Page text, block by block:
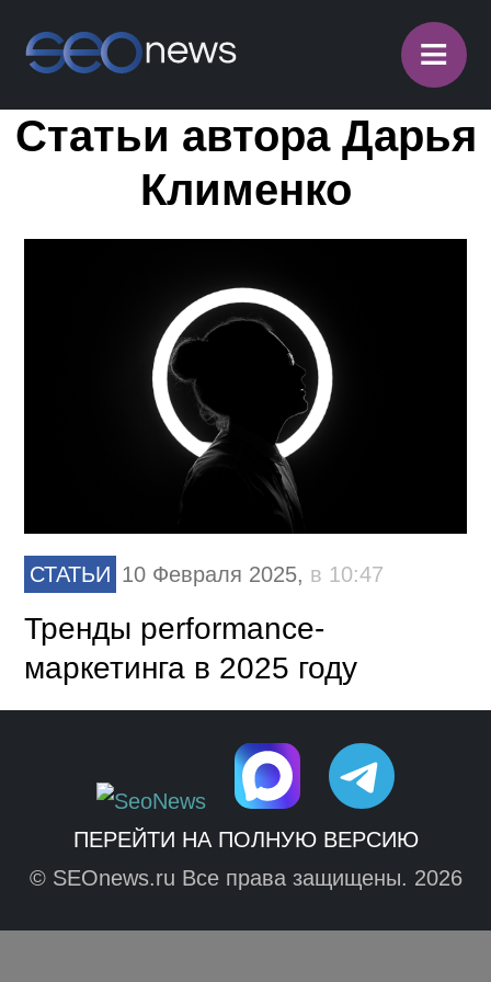
≡
Статьи автора Дарья
Клименко
СТАТЬИ 10 Февраля 2025, в 10:47
Тренды performance-
маркетинга в 2025 году
ПЕРЕЙТИ НА ПОЛНУЮ ВЕРСИЮ
© SEOnews.ru Все права защищены. 2026